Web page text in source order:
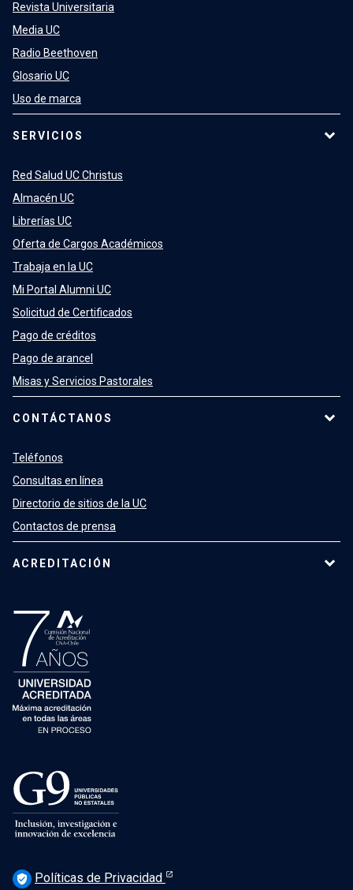
Revista Universitaria
Media UC
Radio Beethoven
Glosario UC
Uso de marca
SERVICIOS
Red Salud UC Christus
Almacén UC
Librerías UC
Oferta de Cargos Académicos
Trabaja en la UC
Mi Portal Alumni UC
Solicitud de Certificados
Pago de créditos
Pago de arancel
Misas y Servicios Pastorales
CONTÁCTANOS
Teléfonos
Consultas en línea
Directorio de sitios de la UC
Contactos de prensa
ACREDITACIÓN
verified_user Políticas de Privacidad